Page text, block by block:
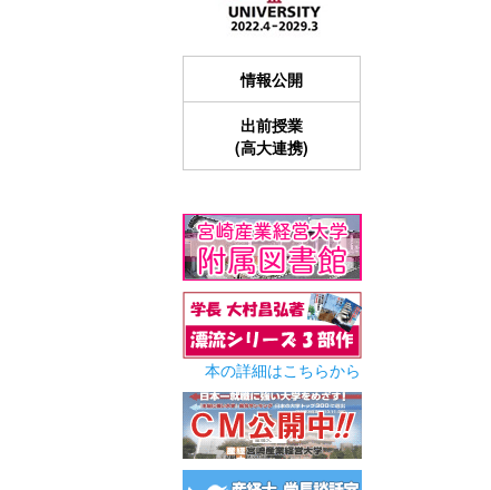
情報公開
出前授業
(高大連携)
本の詳細はこちらから